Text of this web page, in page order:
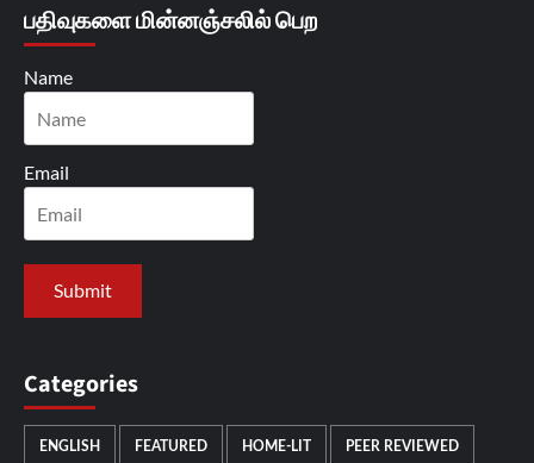
பதிவுகளை மின்னஞ்சலில் பெற
Name
Email
Categories
ENGLISH FEATURED HOME-LIT PEER REVIEWED